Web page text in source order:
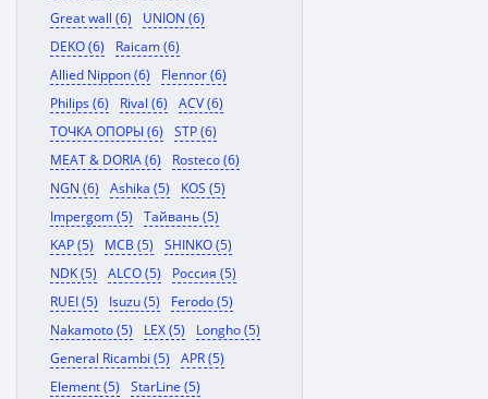
Great wall (6)
UNION (6)
DEKO (6)
Raicam (6)
Allied Nippon (6)
Flennor (6)
Philips (6)
Rival (6)
ACV (6)
ТОЧКА ОПОРЫ (6)
STP (6)
MEAT & DORIA (6)
Rosteco (6)
NGN (6)
Ashika (5)
KOS (5)
Impergom (5)
Тайвань (5)
KAP (5)
MCB (5)
SHINKO (5)
NDK (5)
ALCO (5)
Россия (5)
RUEI (5)
Isuzu (5)
Ferodo (5)
Nakamoto (5)
LEX (5)
Longho (5)
General Ricambi (5)
APR (5)
Element (5)
StarLine (5)